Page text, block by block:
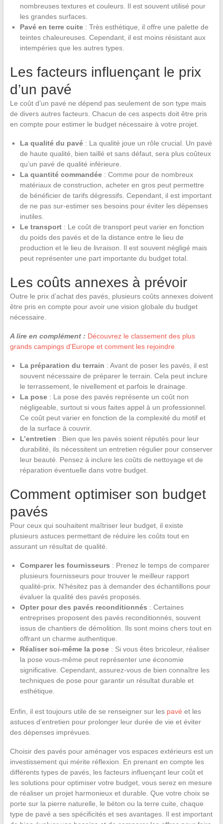
nombreuses textures et couleurs. Il est souvent utilisé pour
les grandes surfaces.
Pavé en terre cuite: Très esthétique, il offre une palette de
teintes chaleureuses. Cependant, il est moins résistant aux
intempéries que les autres types.
Les facteurs influençant le prix
d’un pavé
Le coût d’un pavé ne dépend pas seulement de son type mais
de divers autres facteurs. Chacun de ces aspects doit être pris
en compte pour estimer le budget nécessaire à votre projet.
La qualité du pavé: La qualité joue un rôle crucial. Un pavé
de haute qualité, bien taillé et sans défaut, sera plus coûteux
qu’un pavé de qualité inférieure.
La quantité commandée: Comme pour de nombreux
matériaux de construction, acheter en gros peut permettre
de bénéficier de tarifs dégressifs. Cependant, il est important
de ne pas sur-estimer ses besoins pour éviter les dépenses
inutiles.
Le transport: Le coût de transport peut varier en fonction
du poids des pavés et de la distance entre le lieu de
production et le lieu de livraison. Il est souvent négligé mais
peut représenter une part importante du budget total.
Les coûts annexes à prévoir
Outre le prix d’achat des pavés, plusieurs coûts annexes doivent
être pris en compte pour avoir une vision globale du budget
nécessaire.
A lire en complément : Découvrez le classement des plus
grands campings d'Europe et comment les rejoindre
La préparation du terrain : Avant de poser les pavés, il est
souvent nécessaire de préparer le terrain. Cela peut inclure
le terrassement, le nivellement et parfois le drainage.
La pose: La pose des pavés représente un coût non
négligeable, surtout si vous faites appel à un professionnel.
Ce coût peut varier en fonction de la complexité du motif et
de la surface à couvrir.
L’entretien : Bien que les pavés soient réputés pour leur
durabilité, ils nécessitent un entretien régulier pour conserver
leur beauté. Pensez à inclure les coûts de nettoyage et de
réparation éventuelle dans votre budget.
Comment optimiser son budget
pavés
Pour ceux qui souhaitent maîtriser leur budget, il existe
plusieurs astuces permettant de réduire les coûts tout en
assurant un résultat de qualité.
Comparer les fournisseurs : Prenez le temps de comparer
plusieurs fournisseurs pour trouver le meilleur rapport
qualité-prix. N’hésitez pas à demander des échantillons pour
évaluer la qualité des pavés proposés.
Opter pour des pavés reconditionnés : Certaines
entreprises proposent des pavés reconditionnés, souvent
issus de chantiers de démolition. Ils sont moins chers tout en
offrant un charme authentique.
Réaliser soi-même la pose: Si vous êtes bricoleur, réaliser
la pose vous-même peut représenter une économie
significative. Cependant, assurez-vous de bien connaître les
techniques de pose pour garantir un résultat durable et
esthétique.
Enfin, il est toujours utile de se renseigner sur les pavé et les
astuces d’entretien pour prolonger leur durée de vie et éviter
des dépenses imprévues.
Choisir des pavés pour aménager vos espaces extérieurs est un
investissement qui mérite réflexion. En prenant en compte les
différents types de pavés, les facteurs influençant leur coût et
les solutions pour optimiser votre budget, vous serez en mesure
de réaliser un projet harmonieux et durable. Que votre choix se
porte sur la pierre naturelle, le béton ou la terre cuite, chaque
type de pavé a ses spécificités et ses avantages. Il est important